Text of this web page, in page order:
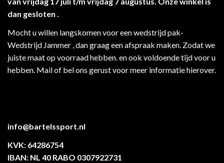
dan gesloten .
Mocht u willen langskomen voor een wedstrijd pak-
Wedstrijd Jammer , dan graag een afspraak maken. Zodat we
juiste maat op voorraad hebben. en ook voldoende tijd voor u
hebben. Mail of bel ons gerust voor meer informatie hierover.
info@bartelssport.nl
KVK: 64286754
IBAN: NL 40 RABO 0307922731